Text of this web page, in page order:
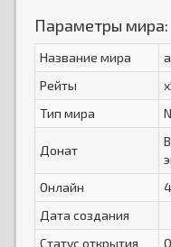
Параметры мира:
Название мира
Рейты
Тип мира
Донат
Онлайн
Дата создания
Статус открытия